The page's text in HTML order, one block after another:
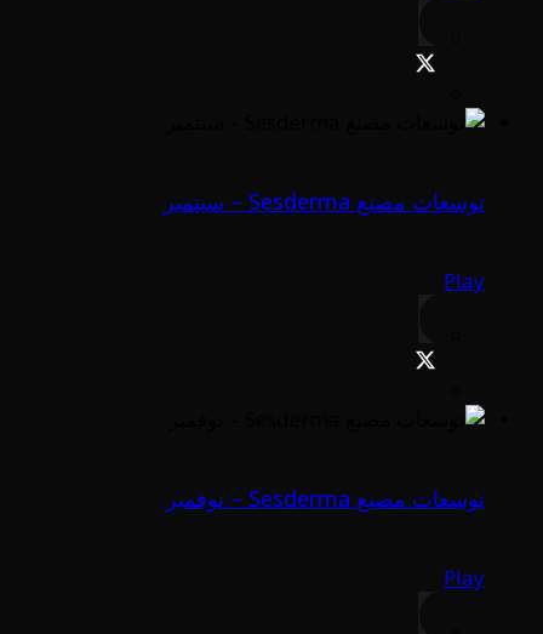
توسعات مصنع Sesderma – سبتمبر
Play
توسعات مصنع Sesderma – نوفمبر
Play